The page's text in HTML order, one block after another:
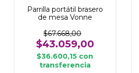
Parrilla portátil brasero
de mesa Vonne
$67.668,00
$43.059,00
$36.600,15 con
transferencia